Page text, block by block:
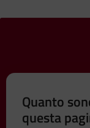
Quanto
questa